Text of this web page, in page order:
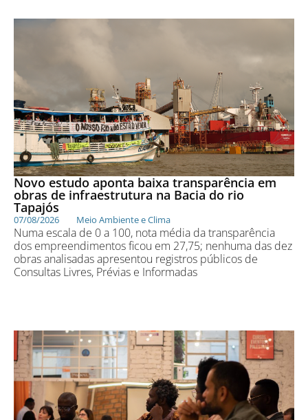
Novo estudo aponta baixa transparência em
obras de infraestrutura na Bacia do rio
Tapajós
07/08/2026 Meio Ambiente e Clima
Numa escala de 0 a 100, nota média da transparência
dos empreendimentos ficou em 27,75; nenhuma das dez
obras analisadas apresentou registros públicos de
Consultas Livres, Prévias e Informadas